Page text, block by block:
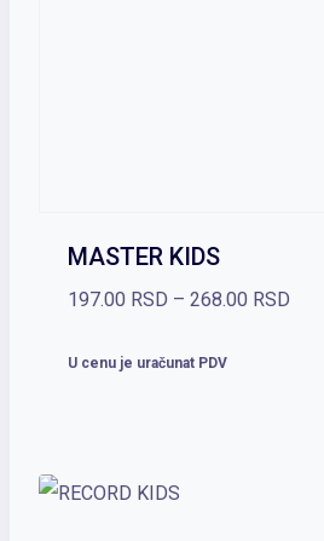
MASTER KIDS
197.00 RSD – 268.00 RSD
U cenu je uračunat PDV